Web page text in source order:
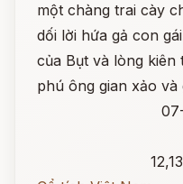
một chàng trai cày
dối lời hứa gả con
của Bụt và lòng
phú ông gian xảo